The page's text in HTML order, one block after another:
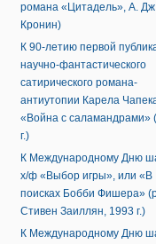
романа «Цитадель», А.
Кронин)
К 90-летию первой
научно-фантастического
сатирического романа-
антиутопии Карела
«Война с саламандрами»
г.)
К Международному Дню
х/ф «Выбор игры», или «В
поисках Бобби Фишера»
Стивен Заиллян, 1993 г.)
К Международному Дню